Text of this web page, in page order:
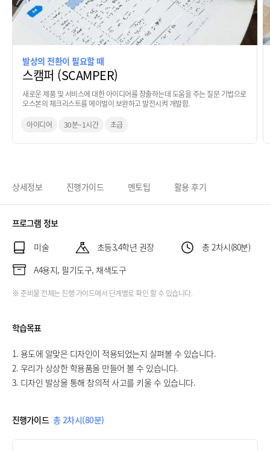
발상의 전환이 필요할 때
스캠퍼 (SCAMPER)
새로운 제품 및 서비스에 대한 아이디어를 창출하는데 도움을 주는 질문 기법으로
오스본의 체크리스트를 에이벌이 보완하고 발전시켜 개발함.
아이디어 30분~1시간 초급
상세정보 진행가이드 멘토팁 활용 후기
프로그램 정보
미술
초등3,4학년 권장
총 2차시(80분)
A4용지, 필기도구, 채색도구
※ 준비물 전체는 진행 가이드에서 단계별로 확인 할 수 있습니다.
학습목표
1. 용도에 알맞은 디자인이 적용되었는지 살펴볼 수 있습니다.
2. 우리가 상상한 학용품을 만들어 볼 수 있습니다.
3. 디자인 발상을 통해 창의적 사고를 키울 수 있습니다.
진행가이드 총 2차시(80분)